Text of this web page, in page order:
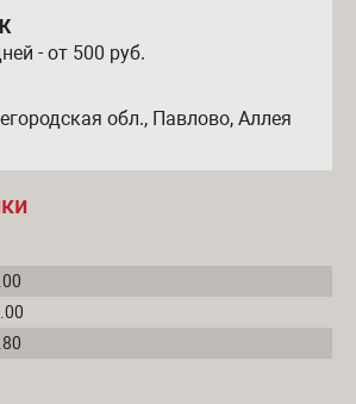
- от 500 руб.
обл., Павлово, Аллея